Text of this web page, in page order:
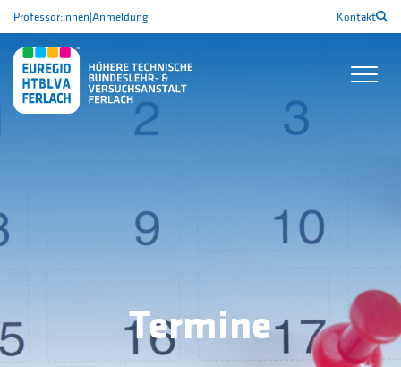
Professor:innen|Anmeldung Kontakt
Termine